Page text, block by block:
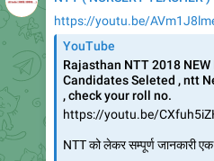
YouTube
Rajasthan NTT 2018 NEW
Candidates Seleted , ntt
, check your roll no.
https://youtu.be/
NTT को लेकर सम्पूर्ण जानकारी एक
NTT Teacher Telegram